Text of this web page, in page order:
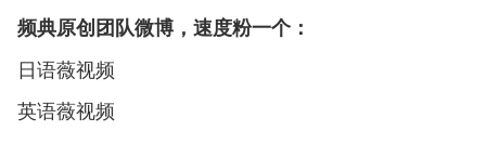
频典原创团队微博，速度粉一个：
日语薇视频
英语薇视频